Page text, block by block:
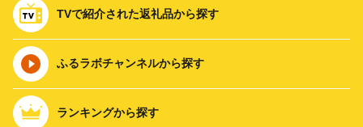
TVで紹介された返礼品から探す
ふるラボチャンネルから探す
ランキングから探す